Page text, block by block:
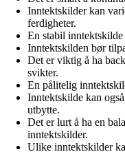
Inntektskilder kan
ferdigheter.
En stabil
Inntektskilden bør
Det er viktig å ha
svikter.
En pålitelig
Inntektskilde kan
utbytte.
Det er lurt å ha en
inntektskilder.
Ulike inntektskilder